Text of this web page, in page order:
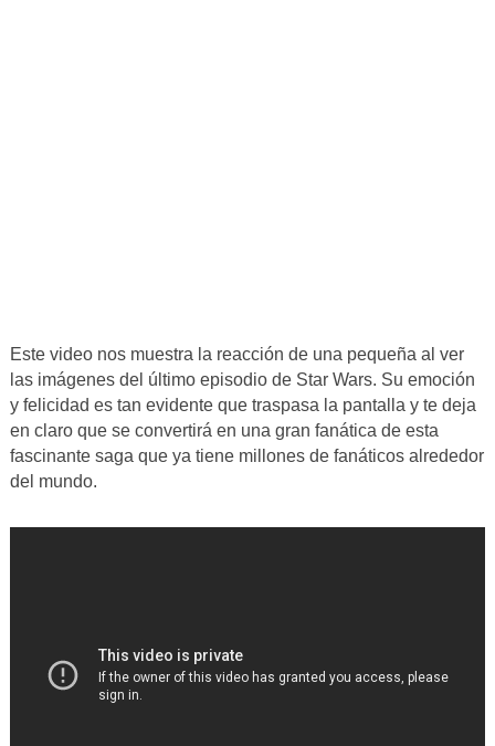
Este video nos muestra la reacción de una pequeña al ver
las imágenes del último episodio de Star Wars. Su emoción
y felicidad es tan evidente que traspasa la pantalla y te deja
en claro que se convertirá en una gran fanática de esta
fascinante saga que ya tiene millones de fanáticos alrededor
del mundo.